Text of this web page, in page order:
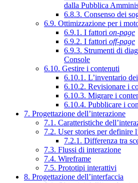
dalla Pubblica
6.8.3. Consenso dei
6.9. Ottimizzazione per i
6.9.1. I fattori on-page
6.9.2. I fattori off-page
6.9.3. Strumenti di
Console
6.10. Gestire i contenuti
6.10.1. L’inventario
6.10.2. Revisionare i
6.10.3. Migrare i
6.10.4. Pubblicare i
7. Progettazione dell’interazione
7.1. Caratteristiche
7.2. User stories per definire
7.2.1. Differenza tra
7.3. Flussi di interazione
7.4. Wireframe
7.5. Prototipi interattivi
8. Progettazione dell’interfaccia